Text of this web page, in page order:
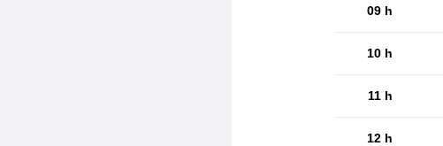
09 h
10 h
11 h
12 h